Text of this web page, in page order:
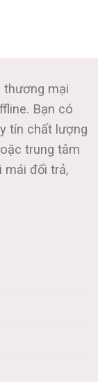
thương mại
Bạn có
tín chất lượng
trung tâm
mái đổi trả,